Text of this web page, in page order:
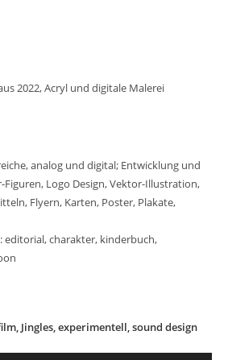
2022, Acryl und digitale Malerei
analog und digital; Entwicklung und
Figuren, Logo Design, Vektor-Illustration,
Flyern, Karten, Poster, Plakate,
editorial, charakter, kinderbuch,
Jingles, experimentell, sound design